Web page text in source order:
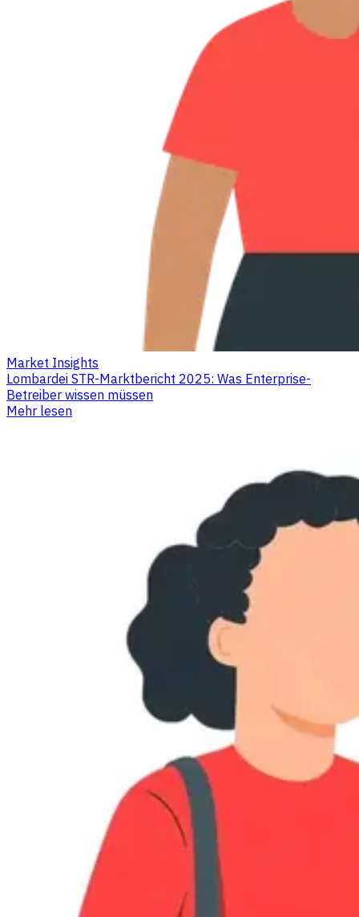
Market Insights
Lombardei STR-Marktbericht 2025: Was Enterprise-
Betreiber wissen müssen
Mehr lesen